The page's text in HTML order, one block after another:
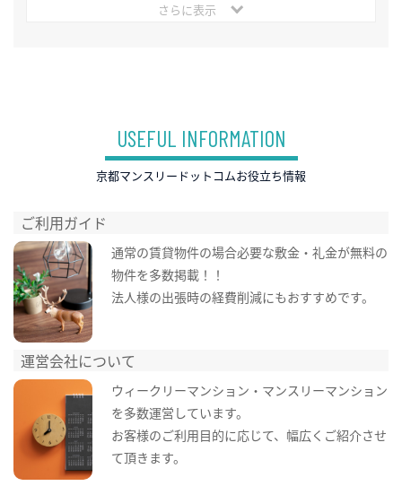
さらに表示
USEFUL INFORMATION
京都マンスリードットコムお役立ち情報
ご利用ガイド
通常の賃貸物件の場合必要な敷金・礼金が無料の
物件を多数掲載！！
法人様の出張時の経費削減にもおすすめです。
運営会社について
ウィークリーマンション・マンスリーマンション
を多数運営しています。
お客様のご利用目的に応じて、幅広くご紹介させ
て頂きます。